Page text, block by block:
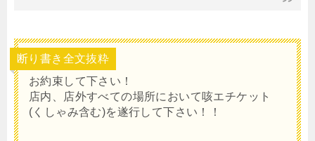
断り書き全文抜粋
お約束して下さい！
店内、店外すべての場所において咳エチケット
(くしゃみ含む)を遂行して下さい！！